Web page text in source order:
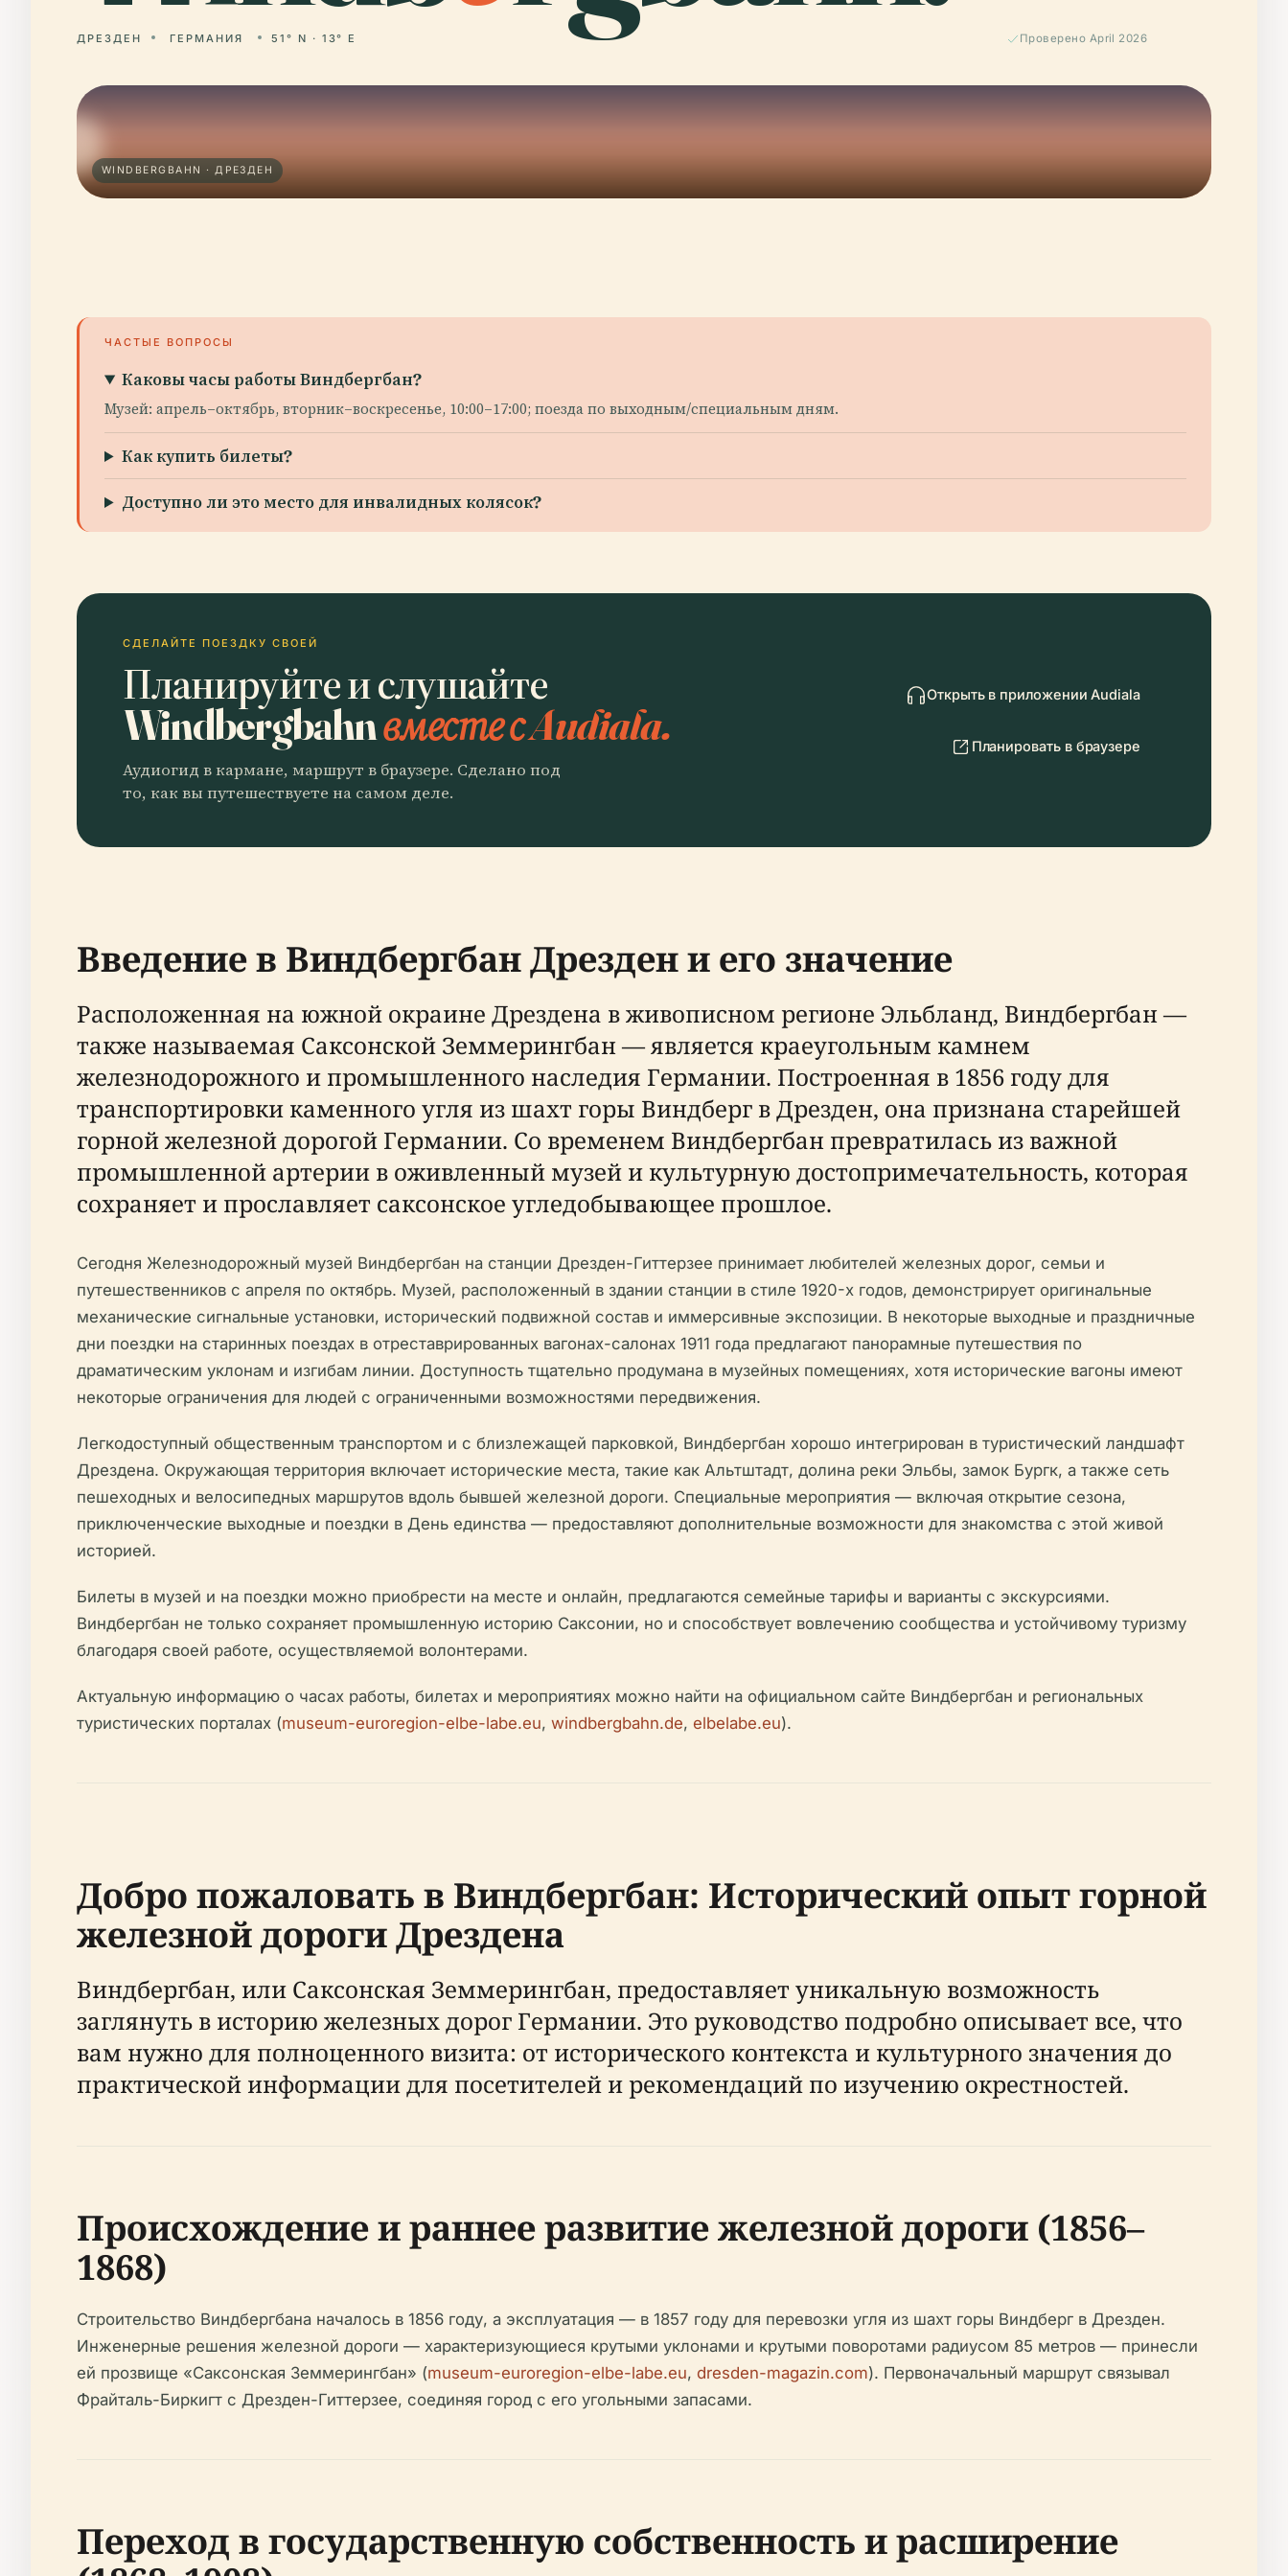
ДРЕЗДЕН ГЕРМАНИЯ 51° N · 13° E Проверено April 2026
WINDBERGBAHN · ДРЕЗДЕН
ЧАСТЫЕ ВОПРОСЫ
Каковы часы работы Виндбергбан?
Музей: апрель–октябрь, вторник–воскресенье, 10:00–17:00; поезда по выходным/специальным дням.
Как купить билеты?
Доступно ли это место для инвалидных колясок?
СДЕЛАЙТЕ ПОЕЗДКУ СВОЕЙ
Планируйте и слушайте
Windbergbahnвместе с Audiala.
Аудиогид в кармане, маршрут в браузере. Сделано под
то, как вы путешествуете на самом деле.
Открыть в приложении Audiala
Планировать в браузере
Введение в Виндбергбан Дрезден и его значение
Расположенная на южной окраине Дрездена в живописном регионе Эльбланд, Виндбергбан —
также называемая Саксонской Земмерингбан — является краеугольным камнем
железнодорожного и промышленного наследия Германии. Построенная в 1856 году для
транспортировки каменного угля из шахт горы Виндберг в Дрезден, она признана старейшей
горной железной дорогой Германии. Со временем Виндбергбан превратилась из важной
промышленной артерии в оживленный музей и культурную достопримечательность, которая
сохраняет и прославляет саксонское угледобывающее прошлое.
Сегодня Железнодорожный музей Виндбергбан на станции Дрезден-Гиттерзее принимает любителей железных дорог, семьи и
путешественников с апреля по октябрь. Музей, расположенный в здании станции в стиле 1920-х годов, демонстрирует оригинальные
механические сигнальные установки, исторический подвижной состав и иммерсивные экспозиции. В некоторые выходные и праздничные
дни поездки на старинных поездах в отреставрированных вагонах-салонах 1911 года предлагают панорамные путешествия по
драматическим уклонам и изгибам линии. Доступность тщательно продумана в музейных помещениях, хотя исторические вагоны имеют
некоторые ограничения для людей с ограниченными возможностями передвижения.
Легкодоступный общественным транспортом и с близлежащей парковкой, Виндбергбан хорошо интегрирован в туристический ландшафт
Дрездена. Окружающая территория включает исторические места, такие как Альтштадт, долина реки Эльбы, замок Бургк, а также сеть
пешеходных и велосипедных маршрутов вдоль бывшей железной дороги. Специальные мероприятия — включая открытие сезона,
приключенческие выходные и поездки в День единства — предоставляют дополнительные возможности для знакомства с этой живой
историей.
Билеты в музей и на поездки можно приобрести на месте и онлайн, предлагаются семейные тарифы и варианты с экскурсиями.
Виндбергбан не только сохраняет промышленную историю Саксонии, но и способствует вовлечению сообщества и устойчивому туризму
благодаря своей работе, осуществляемой волонтерами.
Актуальную информацию о часах работы, билетах и мероприятиях можно найти на официальном сайте Виндбергбан и региональных
туристических порталах (museum-euroregion-elbe-labe.eu, windbergbahn.de, elbelabe.eu).
Добро пожаловать в Виндбергбан: Исторический опыт горной
железной дороги Дрездена
Виндбергбан, или Саксонская Земмерингбан, предоставляет уникальную возможность
заглянуть в историю железных дорог Германии. Это руководство подробно описывает все, что
вам нужно для полноценного визита: от исторического контекста и культурного значения до
практической информации для посетителей и рекомендаций по изучению окрестностей.
Происхождение и раннее развитие железной дороги (1856–
1868)
Строительство Виндбергбана началось в 1856 году, а эксплуатация — в 1857 году для перевозки угля из шахт горы Виндберг в Дрезден.
Инженерные решения железной дороги — характеризующиеся крутыми уклонами и крутыми поворотами радиусом 85 метров — принесли
ей прозвище «Саксонская Земмерингбан» (museum-euroregion-elbe-labe.eu, dresden-magazin.com). Первоначальный маршрут связывал
Фрайталь-Биркигт с Дрезден-Гиттерзее, соединяя город с его угольными запасами.
Переход в государственную собственность и расширение